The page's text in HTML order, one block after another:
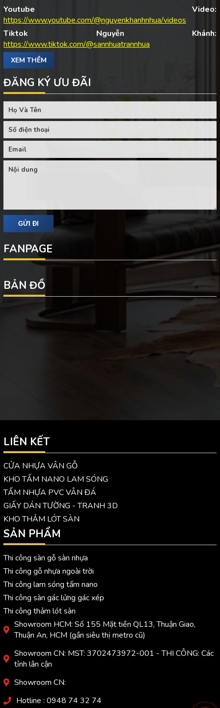
Youtube Video:
https://www.youtube.com/@nguyenkhanhnhua/videos
Tiktok Nguyễn Khánh:
https://www.tiktok.com/@sannhuatrannhua
XEM THÊM
ĐĂNG KÝ ƯU ĐÃI
FANPAGE
BẢN ĐỒ
LIÊN KẾT
CỬA NHỰA VÂN GỖ
KHO TẤM NANO LAM SÓNG
TẤM NHỰA PVC VÂN ĐÁ
GIẤY DÁN TƯỜNG - TRANH 3D
KHO THẢM LÓT SÀN
SẢN PHẨM
Thi công sàn gỗ sàn nhựa
Thi công gỗ nhựa ngoài trời
Thi công lam sóng tấm nano
Thi công sàn gác lửng gác xép
Thi công thảm lót sàn
Showroom HCM: Số 155 Mặt tiền QL13, Thuận Giao,
Thuận An, HCM (gần siêu thị metro cũ)
Showroom CN: MST: 3702473972-001 - THI CÔNG: Các
tỉnh lân cận
Showroom CN:
Hotline : 0948 74 32 74